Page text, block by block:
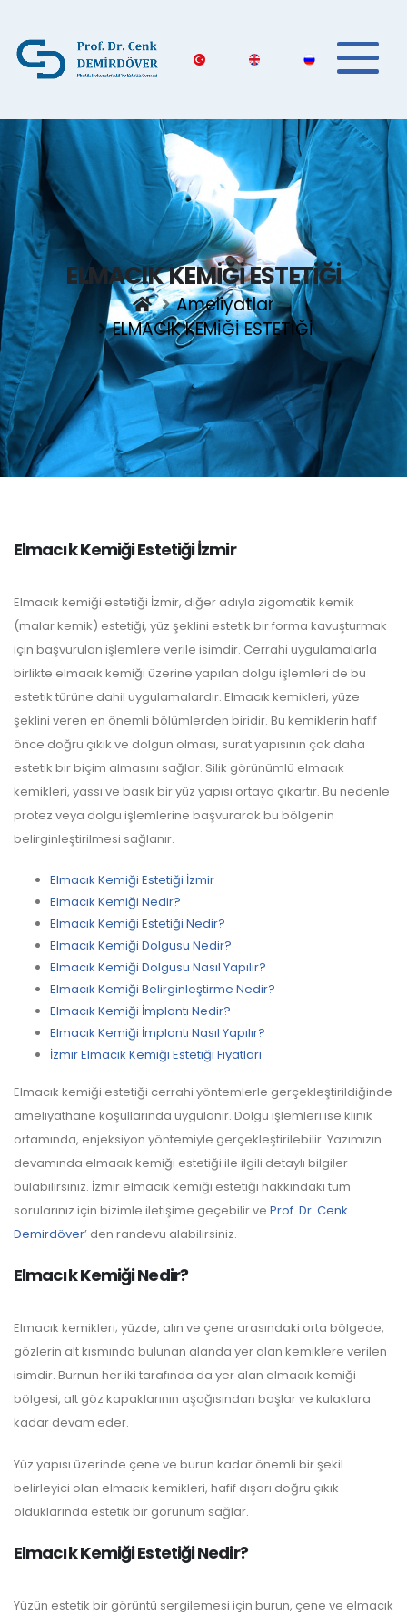
ELMACIK KEMİĞİ ESTETİĞİ
Ameliyatlar
ELMACIK KEMİĞİ ESTETİĞİ
Elmacık Kemiği Estetiği İzmir
Elmacık kemiği estetiği İzmir, diğer adıyla zigomatik kemik
(malar kemik) estetiği, yüz şeklini estetik bir forma kavuşturmak
için başvurulan işlemlere verile isimdir. Cerrahi uygulamalarla
birlikte elmacık kemiği üzerine yapılan dolgu işlemleri de bu
estetik türüne dahil uygulamalardır. Elmacık kemikleri, yüze
şeklini veren en önemli bölümlerden biridir. Bu kemiklerin hafif
önce doğru çıkık ve dolgun olması, surat yapısının çok daha
estetik bir biçim almasını sağlar. Silik görünümlü elmacık
kemikleri, yassı ve basık bir yüz yapısı ortaya çıkartır. Bu nedenle
protez veya dolgu işlemlerine başvurarak bu bölgenin
belirginleştirilmesi sağlanır.
Elmacık Kemiği Estetiği İzmir
Elmacık Kemiği Nedir?
Elmacık Kemiği Estetiği Nedir?
Elmacık Kemiği Dolgusu Nedir?
Elmacık Kemiği Dolgusu Nasıl Yapılır?
Elmacık Kemiği Belirginleştirme Nedir?
Elmacık Kemiği İmplantı Nedir?
Elmacık Kemiği İmplantı Nasıl Yapılır?
İzmir Elmacık Kemiği Estetiği Fiyatları
Elmacık kemiği estetiği cerrahi yöntemlerle gerçekleştirildiğinde
ameliyathane koşullarında uygulanır. Dolgu işlemleri ise klinik
ortamında, enjeksiyon yöntemiyle gerçekleştirilebilir. Yazımızın
devamında elmacık kemiği estetiği ile ilgili detaylı bilgiler
bulabilirsiniz. İzmir elmacık kemiği estetiği hakkındaki tüm
sorularınız için bizimle iletişime geçebilir ve Prof. Dr. Cenk
Demirdöver’ den randevu alabilirsiniz.
Elmacık Kemiği Nedir?
Elmacık kemikleri; yüzde, alın ve çene arasındaki orta bölgede,
gözlerin alt kısmında bulunan alanda yer alan kemiklere verilen
isimdir. Burnun her iki tarafında da yer alan elmacık kemiği
bölgesi, alt göz kapaklarının aşağısından başlar ve kulaklara
kadar devam eder.
Yüz yapısı üzerinde çene ve burun kadar önemli bir şekil
belirleyici olan elmacık kemikleri, hafif dışarı doğru çıkık
olduklarında estetik bir görünüm sağlar.
Elmacık Kemiği Estetiği Nedir?
Yüzün estetik bir görüntü sergilemesi için burun, çene ve elmacık